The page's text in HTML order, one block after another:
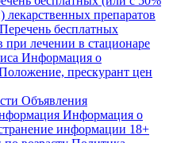
препаратов
Перечень бесплатных
при лечении в стационаре
Информация о
прескурант цен
Объявления
Информация о
информации 18+